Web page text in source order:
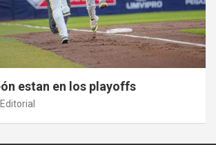
estan en los playoffs
Editorial